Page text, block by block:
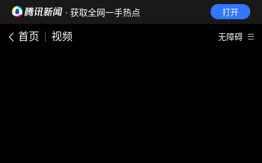
· 获取全网一手热点 打开
首页 视频 无障碍